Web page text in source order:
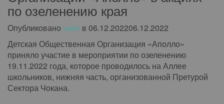
по озеленению края
Опубликовано user в 06.12.202206.12.2022
Детская Общественная Организация «Аполло»
приняло участие в мероприятии по озеленению
19.11.2022 года, которое проводилось на Аллее
школьников, нижняя часть, организованной Претурой
Сектора Чокана.